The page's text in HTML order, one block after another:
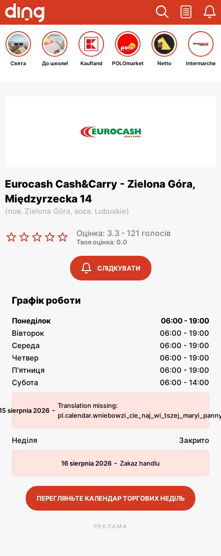
Свята До школи! Kaufland POLOmarket Netto Intermarche
Eurocash Cash&Carry - Zielona Góra,
Międzyrzecka 14
(пов. Zielona Góra, воєв. Lubuskie)
Оцінка: 3.3 - 121 голосів
Твоя оцінка: 0.0
СЛІДКУВАТИ
Графік роботи
Понеділок
06:00 - 19:00
Вівторок
06:00 - 19:00
Середа
06:00 - 19:00
Четвер
06:00 - 19:00
П'ятниця
06:00 - 19:00
Субота
06:00 - 14:00
sierpnia 2026 - Translation missing:
Неділя Закрито
16 sierpnia 2026 - Zakaz handlu
ПЕРЕГЛЯНЬТЕ КАЛЕНДАР ТОРГОВИХ НЕДІЛЬ
РЕКЛАМА